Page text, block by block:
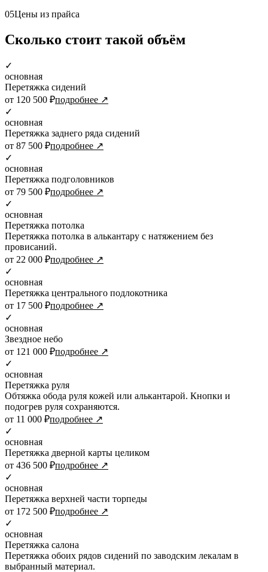
05Цены из прайса
Сколько стоит такой объём
✓
основная
Перетяжка сидений
от 120 500 ₽подробнее ↗
✓
основная
Перетяжка заднего ряда сидений
от 87 500 ₽подробнее ↗
✓
основная
Перетяжка подголовников
от 79 500 ₽подробнее ↗
✓
основная
Перетяжка потолка
Перетяжка потолка в алькантару с натяжением без
провисаний.
от 22 000 ₽подробнее ↗
✓
основная
Перетяжка центрального подлокотника
от 17 500 ₽подробнее ↗
✓
основная
Звездное небо
от 121 000 ₽подробнее ↗
✓
основная
Перетяжка руля
Обтяжка обода руля кожей или алькантарой. Кнопки и
подогрев руля сохраняются.
от 11 000 ₽подробнее ↗
✓
основная
Перетяжка дверной карты целиком
от 436 500 ₽подробнее ↗
✓
основная
Перетяжка верхней части торпеды
от 172 500 ₽подробнее ↗
✓
основная
Перетяжка салона
Перетяжка обоих рядов сидений по заводским лекалам в
выбранный материал.